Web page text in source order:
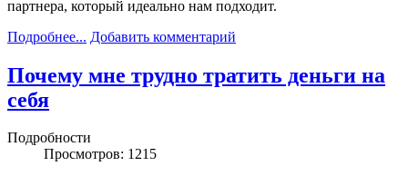
партнера, который идеально нам подходит.
Подробнее... Добавить комментарий
Почему мне трудно тратить деньги на
себя
Подробности
Просмотров: 1215